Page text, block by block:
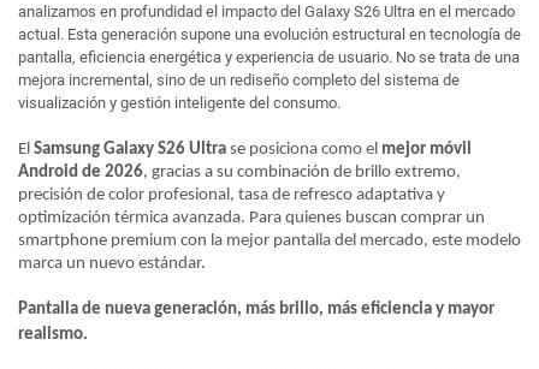
analizamos en profundidad el impacto del Galaxy S26 Ultra en el mercado
actual. Esta generación supone una evolución estructural en tecnología de
pantalla, eficiencia energética y experiencia de usuario. No se trata de una
mejora incremental, sino de un rediseño completo del sistema de
visualización y gestión inteligente del consumo.
El Samsung Galaxy S26 Ultra se posiciona como el mejor móvil
Android de 2026, gracias a su combinación de brillo extremo,
precisión de color profesional, tasa de refresco adaptativa y
optimización térmica avanzada. Para quienes buscan comprar un
smartphone premium con la mejor pantalla del mercado, este modelo
marca un nuevo estándar.
Pantalla de nueva generación, más brillo, más eficiencia y mayor
realismo.